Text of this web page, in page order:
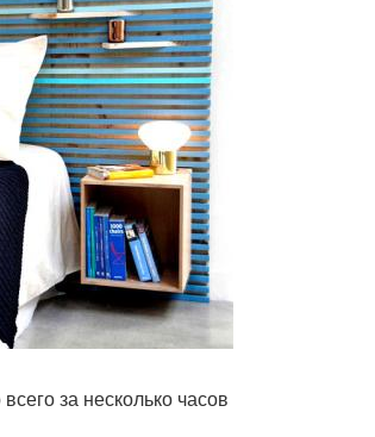
за несколько часов